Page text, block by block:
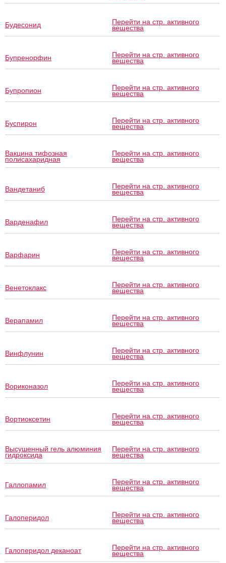
Будесонид Перейти на стр. активного
вещества
Бупренорфин Перейти на стр. активного
вещества
Бупропион Перейти на стр. активного
вещества
Буспирон Перейти на стр. активного
вещества
Вакцина тифозная
полисахаридная
Перейти на стр. активного
вещества
Вандетаниб Перейти на стр. активного
вещества
Варденафил Перейти на стр. активного
вещества
Варфарин Перейти на стр. активного
вещества
Венетоклакс Перейти на стр. активного
вещества
Верапамил Перейти на стр. активного
вещества
Винфлунин Перейти на стр. активного
вещества
Вориконазол Перейти на стр. активного
вещества
Вортиоксетин Перейти на стр. активного
вещества
Высушенный гель алюминия
гидроксида
Перейти на стр. активного
вещества
Галлопамил Перейти на стр. активного
вещества
Галоперидол Перейти на стр. активного
вещества
Галоперидол деканоат Перейти на стр. активного
вещества